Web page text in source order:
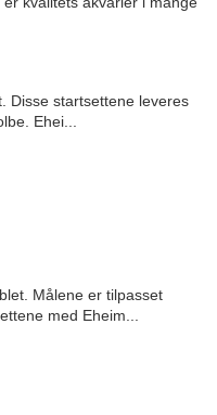
Disse startsettene leveres
Ehei...
Målene er tilpasset
med Eheim...